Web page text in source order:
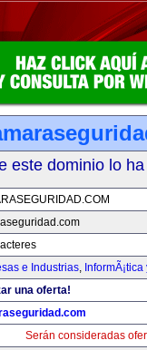
este dominio lo
e Industrias,
una oferta!
Serán consideradas